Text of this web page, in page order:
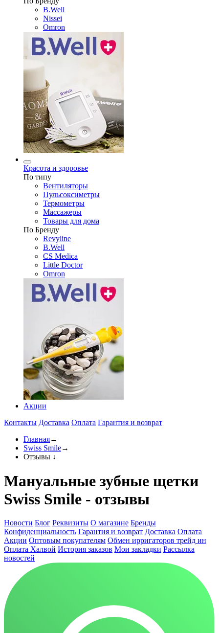
B.Well
Nissei
Omron
Красота и здоровье
По типу
Вентиляторы
Пульсоксиметры
Термометры
Массажеры
Товары для дома
По Бренду
Revyline
B.Well
CS Medica
Little Doctor
Omron
Акции
Контакты Доставка Оплата Гарантия и возврат
Главная→
Swiss Smile→
Отзывы ↓
Мануальные зубные щетки
Swiss Smile - отзывы
Новости Блог Реквизиты О магазине Бренды
Конфиденциальность Гарантия и возврат Доставка Оплата
Акции Оптовым покупателям Обмен ирригаторов трейд ин
Оплата Халвой История заказов Мои закладки Рассылка
новостей